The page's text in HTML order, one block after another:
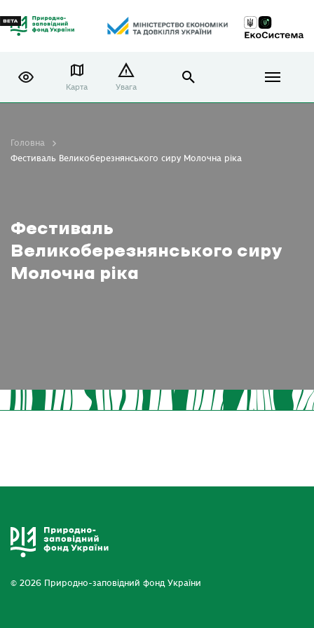
Карта Увага
Фестиваль
Великоберезнянського сиру
Молочна ріка
Головна
Фестиваль Великоберезнянського сиру Молочна ріка
© 2026 Природно-заповідний фонд України